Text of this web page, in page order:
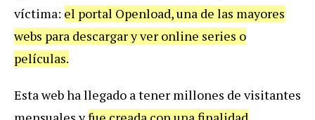
víctima: el portal Openload, una de las mayores
webs para descargar y ver online series o
películas.
Esta web ha llegado a tener millones de visitantes